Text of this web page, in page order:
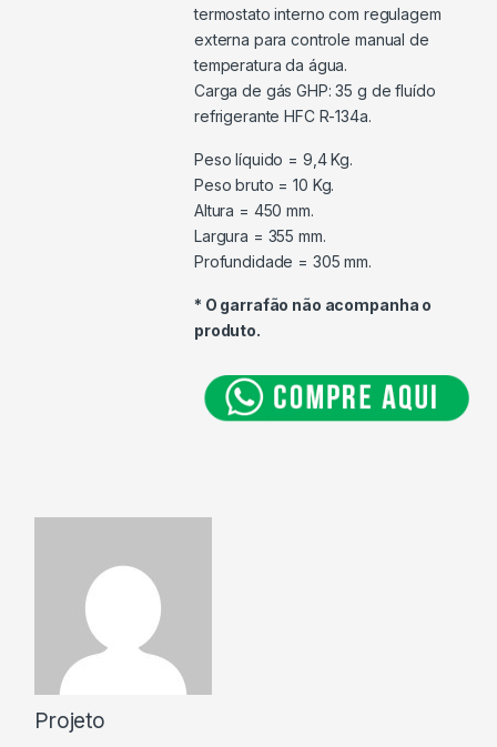
termostato interno com regulagem
externa para controle manual de
temperatura da água.
Carga de gás GHP: 35 g de fluído
refrigerante HFC R-134a.
Peso líquido = 9,4 Kg.
Peso bruto = 10 Kg.
Altura = 450 mm.
Largura = 355 mm.
Profundidade = 305 mm.
* O garrafão não acompanha o
produto.
Projeto